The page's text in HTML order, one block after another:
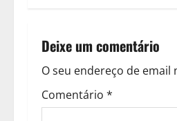
g
a
ç
Deixe um comentário
O seu endereço de email
Comentário *